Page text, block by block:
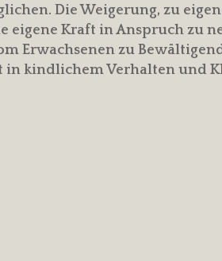
Die Weigerung, zu
eigene Kraft in Anspruch zu
Erwachsenen zu
in kindlichem Verhalten und